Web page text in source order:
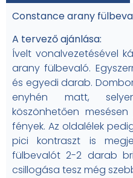
Constance arany
A tervező ajánlása:
Ívelt vonalvezetésével
arany fülbevaló.
és egyedi darab.
enyhén matt,
köszönhetően
fények. Az oldalélek
pici kontraszt is
fülbevalót 2-2 darab
csillogása tesz még